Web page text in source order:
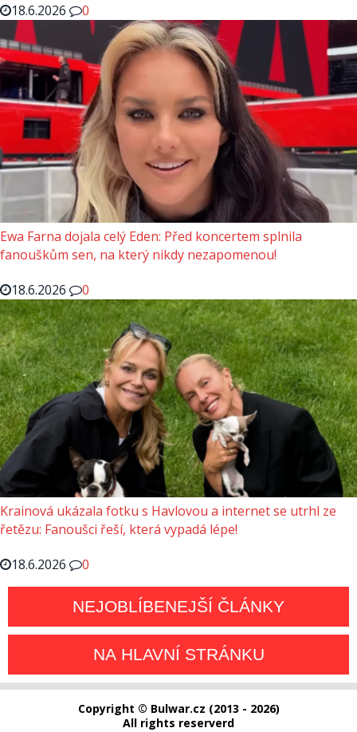
18.6.2026
0
Ewa Farna dojala celý Eden: Před koncertem splnila
fanouškům sen, na který nikdy nezapomenou!
18.6.2026
0
Krainová ukázala fotku s Havlovou a internet se utrhl ze
řetězu: Fanoušci řeší, která vypadá lépe!
18.6.2026
0
NEJOBLÍBENEJŠÍ ČLÁNKY
NA HLAVNÍ STRÁNKU
Copyright © Bulwar.cz (2013 - 2026)
All rights reserverd